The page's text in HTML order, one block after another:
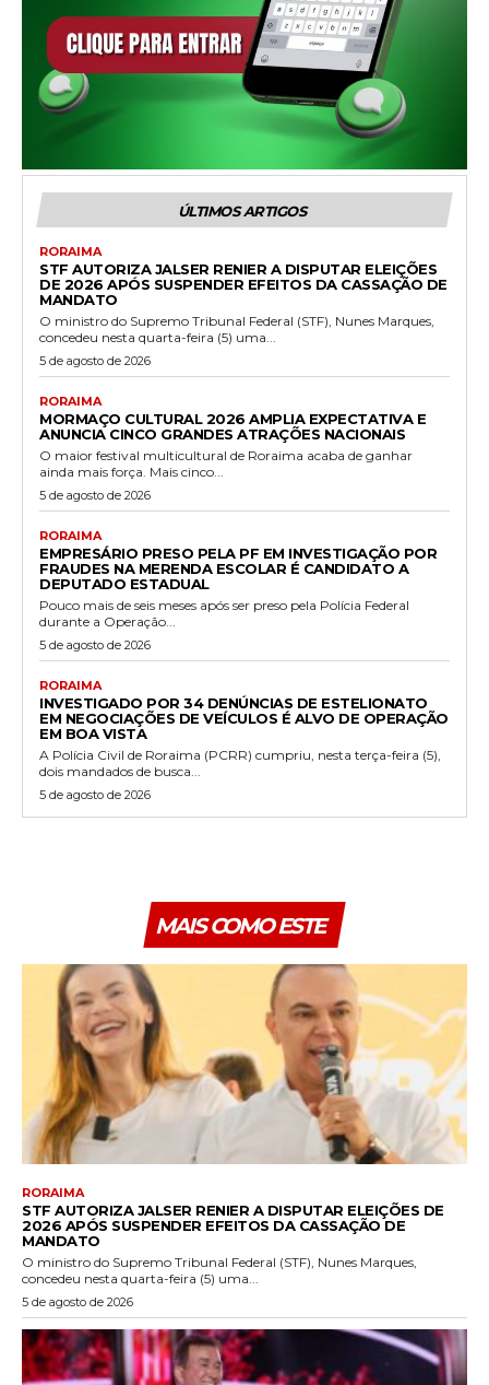
ÚLTIMOS ARTIGOS
RORAIMA
STF AUTORIZA JALSER RENIER A DISPUTAR ELEIÇÕES
DE 2026 APÓS SUSPENDER EFEITOS DA CASSAÇÃO DE
MANDATO
O ministro do Supremo Tribunal Federal (STF), Nunes Marques,
concedeu nesta quarta-feira (5) uma...
5 de agosto de 2026
RORAIMA
MORMAÇO CULTURAL 2026 AMPLIA EXPECTATIVA E
ANUNCIA CINCO GRANDES ATRAÇÕES NACIONAIS
O maior festival multicultural de Roraima acaba de ganhar
ainda mais força. Mais cinco...
5 de agosto de 2026
RORAIMA
EMPRESÁRIO PRESO PELA PF EM INVESTIGAÇÃO POR
FRAUDES NA MERENDA ESCOLAR É CANDIDATO A
DEPUTADO ESTADUAL
Pouco mais de seis meses após ser preso pela Polícia Federal
durante a Operação...
5 de agosto de 2026
RORAIMA
INVESTIGADO POR 34 DENÚNCIAS DE ESTELIONATO
EM NEGOCIAÇÕES DE VEÍCULOS É ALVO DE OPERAÇÃO
EM BOA VISTA
A Polícia Civil de Roraima (PCRR) cumpriu, nesta terça-feira (5),
dois mandados de busca...
5 de agosto de 2026
MAIS COMO ESTE
RORAIMA
STF AUTORIZA JALSER RENIER A DISPUTAR ELEIÇÕES DE
2026 APÓS SUSPENDER EFEITOS DA CASSAÇÃO DE
MANDATO
O ministro do Supremo Tribunal Federal (STF), Nunes Marques,
concedeu nesta quarta-feira (5) uma...
5 de agosto de 2026